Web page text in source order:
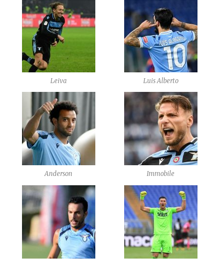
Leiva Luis Alberto
Anderson Immobile